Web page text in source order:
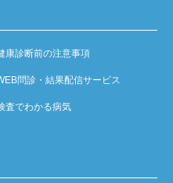
康診断前の注意事項
問診・結果配信サービス
査でわかる病気